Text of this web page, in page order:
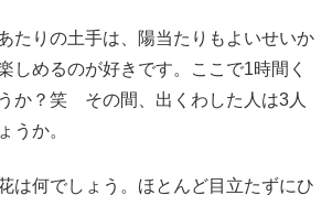
たりの土手は、陽当たりもよいせいか
しめるのが好きです。ここで1時間く
か？笑 その間、出くわした人は3人
うか。
は何でしょう。ほとんど目立たずにひ